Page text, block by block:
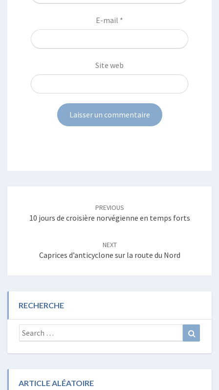
E-mail *
Site web
PREVIOUS
10 jours de croisière norvégienne en temps forts
NEXT
Caprices d’anticyclone sur la route du Nord
RECHERCHE
Search
for:
ARTICLE ALÉATOIRE